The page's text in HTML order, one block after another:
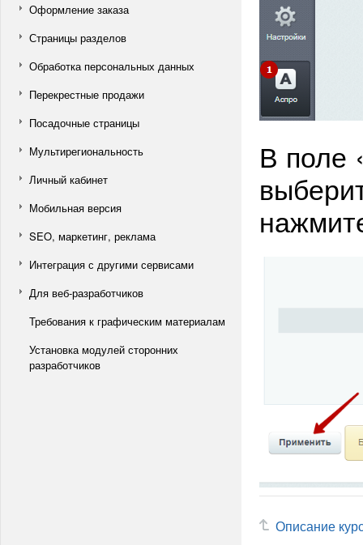
Оформление заказа
Страницы разделов
Обработка персональных данных
Перекрестные продажи
Посадочные страницы
Мультирегиональность
Личный кабинет
Мобильная версия
SEO, маркетинг, реклама
Интеграция с другими сервисами
Для веб-разработчиков
Требования к графическим материалам
Установка модулей сторонних
разработчиков
В поле
Описание